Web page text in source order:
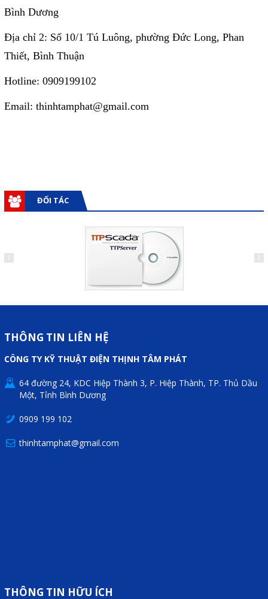
Bình Dương
Địa chỉ 2: Số 10/1 Tú Luông, phường Đức Long, Phan
Thiết, Bình Thuận
Hotline: 0909199102
Email: thinhtamphat@gmail.com
ĐỐI TÁC
THÔNG TIN LIÊN HỆ
CÔNG TY KỸ THUẬT ĐIỆN THỊNH TÂM PHÁT
64 đường 24, KDC Hiệp Thành 3, P. Hiệp Thành, TP. Thủ Dầu
Một, Tỉnh Bình Dương
0909 199 102
thinhtamphat@gmail.com
THÔNG TIN HỮU ÍCH